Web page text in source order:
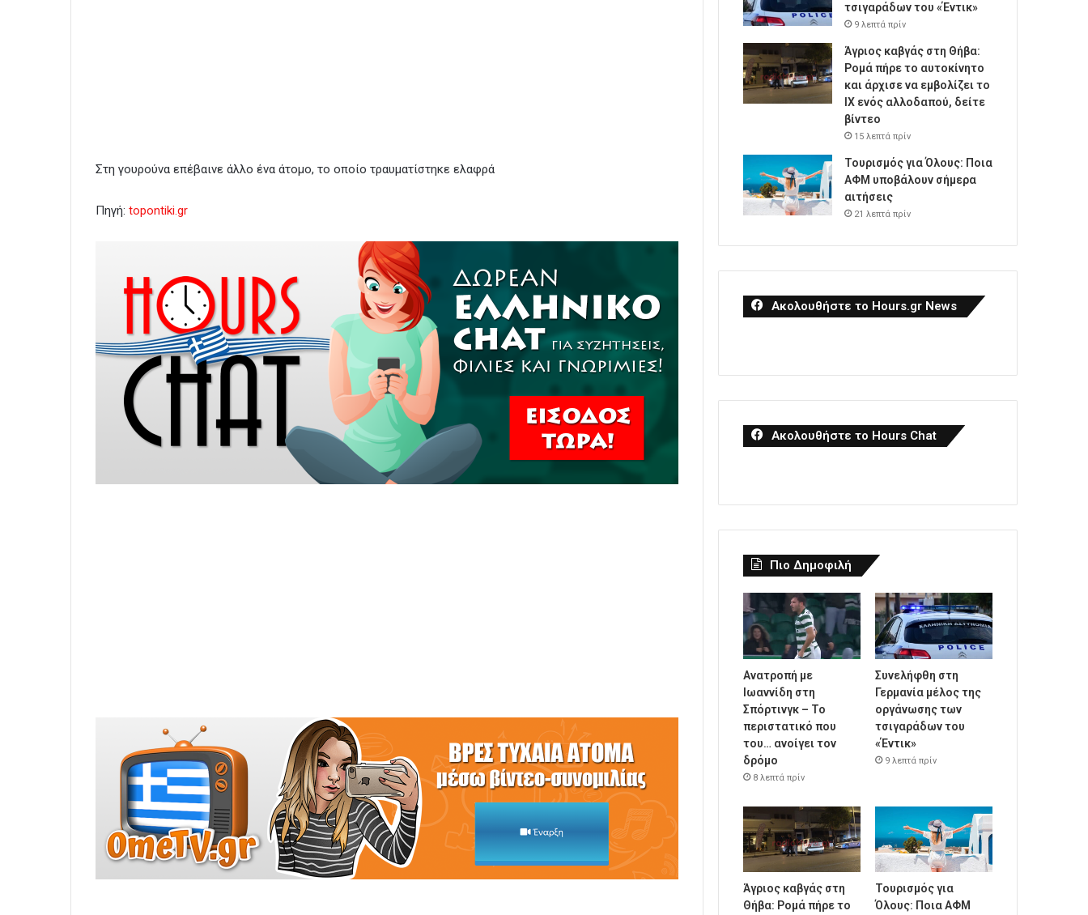
Στη γουρούνα επέβαινε άλλο ένα άτομο, το οποίο τραυματίστηκε ελαφρά
Πηγή: topontiki.gr
τσιγαράδων του «Έντικ»
9 λεπτά πρίν
Άγριος καβγάς στη Θήβα:
Ρομά πήρε το αυτοκίνητο
και άρχισε να εμβολίζει το
ΙΧ ενός αλλοδαπού, δείτε
βίντεο
15 λεπτά πρίν
Τουρισμός για Όλους: Ποια
ΑΦΜ υποβάλουν σήμερα
αιτήσεις
21 λεπτά πρίν
Ακολουθήστε το Hours.gr News
Ακολουθήστε το Hours Chat
Πιο Δημοφιλή
Ανατροπή με
Ιωαννίδη στη
Σπόρτινγκ – Το
περιστατικό που
του… ανοίγει τον
δρόμο
8 λεπτά πρίν
Συνελήφθη στη
Γερμανία μέλος της
οργάνωσης των
τσιγαράδων του
«Έντικ»
9 λεπτά πρίν
Άγριος καβγάς στη
Θήβα: Ρομά πήρε το
Τουρισμός για
Όλους: Ποια ΑΦΜ